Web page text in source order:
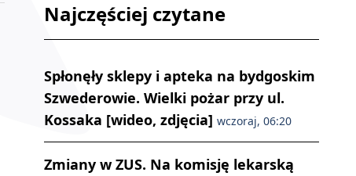
Najczęściej czytane
Spłonęły sklepy i apteka na bydgoskim
Szwederowie. Wielki pożar przy ul.
Kossaka [wideo, zdjęcia] wczoraj, 06:20
Zmiany w ZUS. Na komisję lekarską